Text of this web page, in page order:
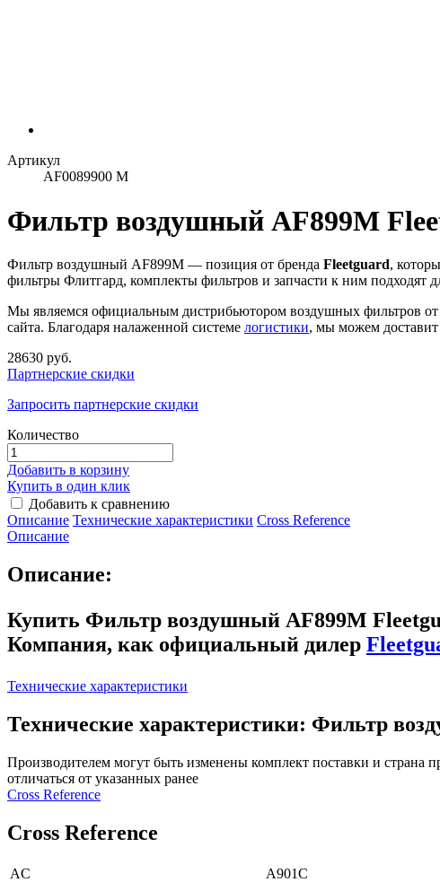
Артикул
AF0089900 M
Фильтр воздушный AF899M
Фильтр воздушный AF899M — позиция от бренда Fleetguard,
фильтры Флитгард, комплекты фильтров и запчасти к ним подходят
Мы являемся официальным дистрибьютором воздушных фильтров
сайта. Благодаря налаженной системе логистики, мы можем
28630 руб.
Партнерские скидки
Запросить партнерские скидки
Количество
Добавить в корзину
Купить в один клик
Добавить к сравнению
Описание Технические характеристики Сross Reference
Описание
Описание:
Купить Фильтр воздушный AF899M
Компания, как официальный дилер
Технические характеристики
Технические характеристики: Фильтр
Производителем могут быть изменены комплект поставки и страна
отличаться от указанных ранее
Сross Reference
Сross Reference
AC
A901C